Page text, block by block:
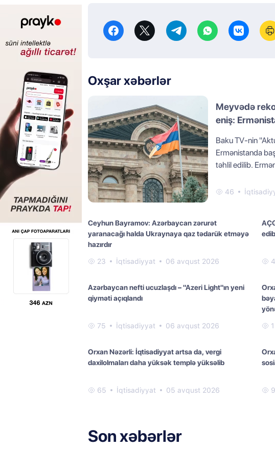
Oxşar xəbərlər
Meyvədə
eniş:
Baku TV-nin
Ermənistanda
təhlil edilib.
46
Ceyhun Bayramov: Azərbaycan zərurət
yaranacağı halda Ukraynaya qaz tədarük etməyə
hazırdır
23 İqtisadiyyat 06 avqust 2026
edib
Azərbaycan nefti ucuzlaşdı – "Azeri Light"ın yeni
qiyməti açıqlandı
75 İqtisadiyyat 06 avqust 2026
Orxan Nəzərli: İqtisadiyyat artsa da, vergi
daxilolmaları daha yüksək templə yüksəlib
65 İqtisadiyyat 05 avqust 2026
Son xəbərlər